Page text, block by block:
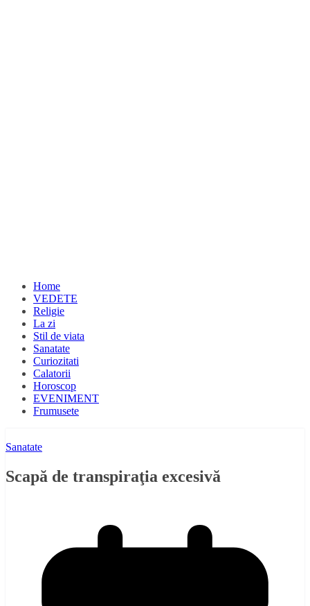
Home
VEDETE
Religie
La zi
Stil de viata
Sanatate
Curiozitati
Calatorii
Horoscop
EVENIMENT
Frumusete
Sanatate
Scapă de transpiraţia excesivă